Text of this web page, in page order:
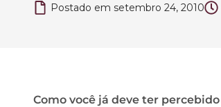
Postado em setembro 24, 2010
Como você já deve ter